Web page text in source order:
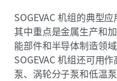
SOGEVAC 机组的典型
其中重点是金属生产和
能部件和半导体制造领
SOGEVAC 机组还可用
泵、涡轮分子泵和低温泵